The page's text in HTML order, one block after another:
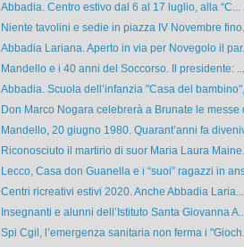
Abbadia. Centro estivo dal 6 al 17 luglio, alla “C...
Niente tavolini e sedie in piazza IV Novembre
Abbadia Lariana. Aperto in via per Novegolo il
Mandello e i 40 anni del Soccorso. Il presidente: ...
Abbadia. Scuola dell’infanzia "Casa del
Don Marco Nogara celebrerà a Brunate le messe
Mandello, 20 giugno 1980. Quarant’anni fa
Riconosciuto il martirio di suor Maria Laura
Lecco, Casa don Guanella e i “suoi” ragazzi in
Centri ricreativi estivi 2020. Anche Abbadia Laria...
Insegnanti e alunni dell’Istituto Santa Giovanna
Spi Cgil, l’emergenza sanitaria non ferma i